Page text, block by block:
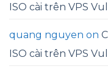
ISO cài trên VPS
quang nguyen on
ISO cài trên VPS